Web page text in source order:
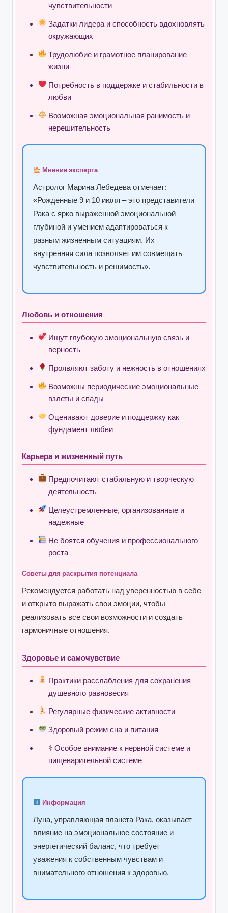
чувствительности
Задатки лидера и способность вдохновлять
окружающих
Трудолюбие и грамотное планирование
жизни
Потребность в поддержке и стабильности в
любви
Возможная эмоциональная ранимость и
нерешительность
Мнение эксперта
Астролог Марина Лебедева отмечает:
«Рожденные 9 и 10 июля – это представители
Рака с ярко выраженной эмоциональной
глубиной и умением адаптироваться к
разным жизненным ситуациям. Их
внутренняя сила позволяет им совмещать
чувствительность и решимость».
Любовь и отношения
Ищут глубокую эмоциональную связь и
верность
Проявляют заботу и нежность в отношениях
Возможны периодические эмоциональные
взлеты и спады
Оценивают доверие и поддержку как
фундамент любви
Карьера и жизненный путь
Предпочитают стабильную и творческую
деятельность
Целеустремленные, организованные и
надежные
Не боятся обучения и профессионального
роста
Советы для раскрытия потенциала
Рекомендуется работать над уверенностью в себе
и открыто выражать свои эмоции, чтобы
реализовать все свои возможности и создать
гармоничные отношения.
Здоровье и самочувствие
Практики расслабления для сохранения
душевного равновесия
Регулярные физические активности
Здоровый режим сна и питания
⚕ Особое внимание к нервной системе и
пищеварительной системе
Информация
Луна, управляющая планета Рака, оказывает
влияние на эмоциональное состояние и
энергетический баланс, что требует
уважения к собственным чувствам и
внимательного отношения к здоровью.